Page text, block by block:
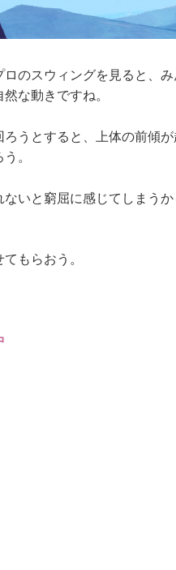
のスウィングを見ると、
な動きですね。
うとすると、上体の前傾が
。
いと窮屈に感じてしまう
もらおう。